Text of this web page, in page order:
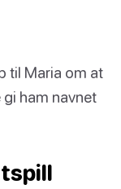
til Maria om at
ham navnet